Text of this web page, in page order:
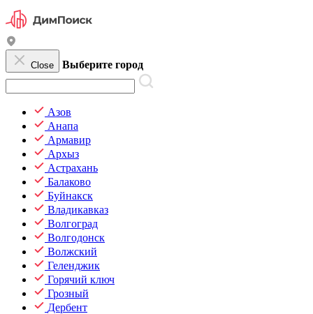
Close Выберите город
Азов
Анапа
Армавир
Архыз
Астрахань
Балаково
Буйнакск
Владикавказ
Волгоград
Волгодонск
Волжский
Геленджик
Горячий ключ
Грозный
Дербент